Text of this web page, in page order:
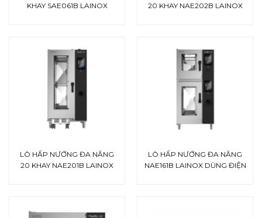
KHAY SAE061B LAINOX
20 KHAY NAE202B LAINOX
LÒ HẤP NƯỚNG ĐA NĂNG
20 KHAY NAE201B LAINOX
LÒ HẤP NƯỚNG ĐA NĂNG
NAE161B LAINOX DÙNG ĐIỆN